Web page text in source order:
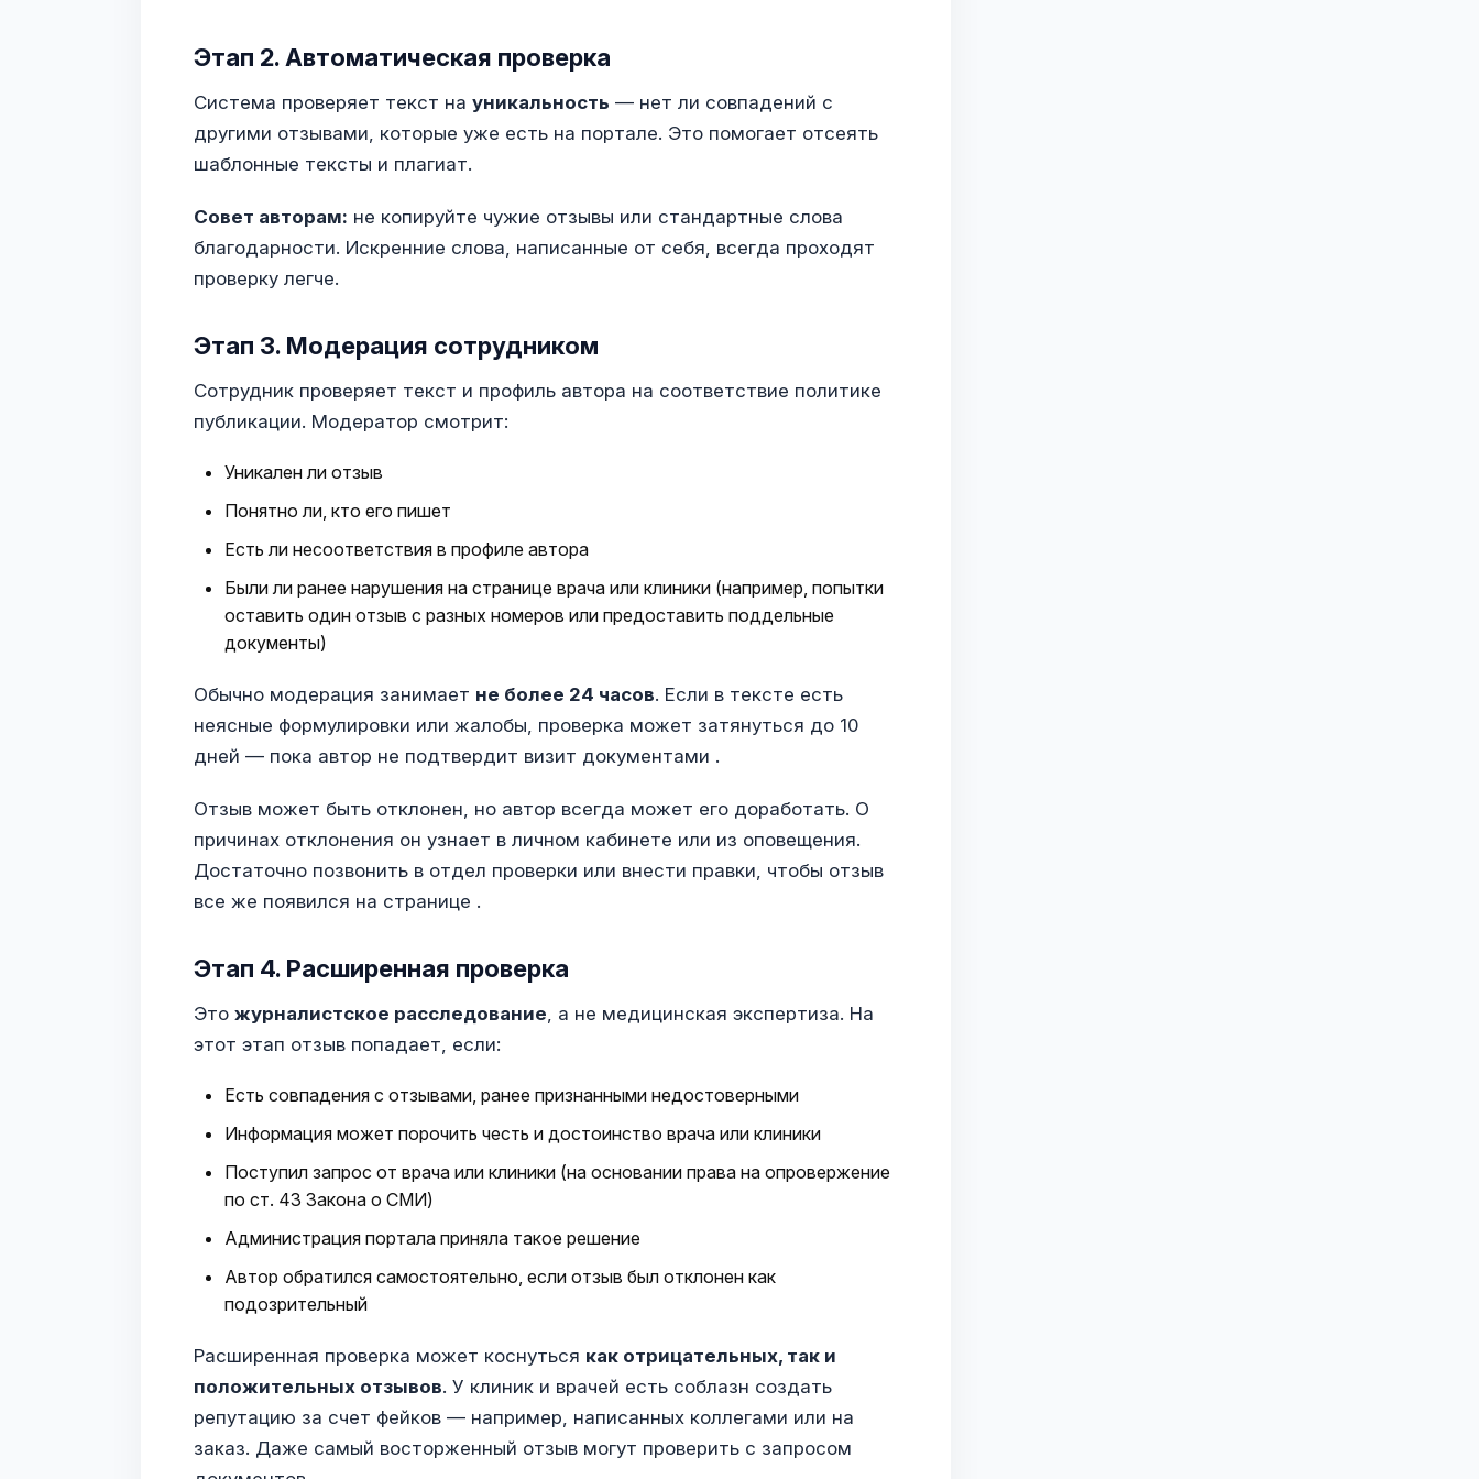
Этап 2. Автоматическая проверка
Система проверяет текст на уникальность — нет ли совпадений с
другими отзывами, которые уже есть на портале. Это помогает отсеять
шаблонные тексты и плагиат.
Совет авторам: не копируйте чужие отзывы или стандартные слова
благодарности. Искренние слова, написанные от себя, всегда проходят
проверку легче.
Этап 3. Модерация сотрудником
Сотрудник проверяет текст и профиль автора на соответствие политике
публикации. Модератор смотрит:
Уникален ли отзыв
Понятно ли, кто его пишет
Есть ли несоответствия в профиле автора
Были ли ранее нарушения на странице врача или клиники (например, попытки
оставить один отзыв с разных номеров или предоставить поддельные
документы)
Обычно модерация занимает не более 24 часов. Если в тексте есть
неясные формулировки или жалобы, проверка может затянуться до 10
дней — пока автор не подтвердит визит документами .
Отзыв может быть отклонен, но автор всегда может его доработать. О
причинах отклонения он узнает в личном кабинете или из оповещения.
Достаточно позвонить в отдел проверки или внести правки, чтобы отзыв
все же появился на странице .
Этап 4. Расширенная проверка
Это журналистское расследование, а не медицинская экспертиза. На
этот этап отзыв попадает, если:
Есть совпадения с отзывами, ранее признанными недостоверными
Информация может порочить честь и достоинство врача или клиники
Поступил запрос от врача или клиники (на основании права на опровержение
по ст. 43 Закона о СМИ)
Администрация портала приняла такое решение
Автор обратился самостоятельно, если отзыв был отклонен как
подозрительный
Расширенная проверка может коснуться как отрицательных, так и
положительных отзывов. У клиник и врачей есть соблазн создать
репутацию за счет фейков — например, написанных коллегами или на
заказ. Даже самый восторженный отзыв могут проверить с запросом